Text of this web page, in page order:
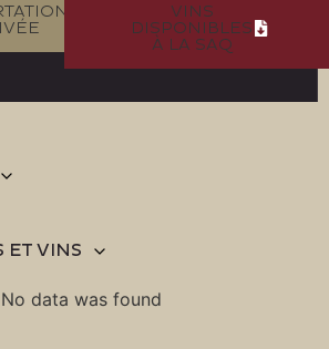
VINS
DISPONIBLES
À LA SAQ
ET VINS
No data was found